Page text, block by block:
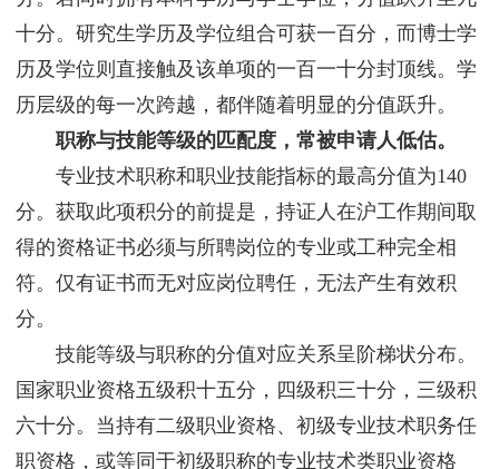
十分。研究生学历及学位组合可获一百分，而博士学
历及学位则直接触及该单项的一百一十分封顶线。学
历层级的每一次跨越，都伴随着明显的分值跃升。
职称与技能等级的匹配度，常被申请人低估。
专业技术职称和职业技能指标的最高分值为140
分。获取此项积分的前提是，持证人在沪工作期间取
得的资格证书必须与所聘岗位的专业或工种完全相
符。仅有证书而无对应岗位聘任，无法产生有效积
分。
技能等级与职称的分值对应关系呈阶梯状分布。
国家职业资格五级积十五分，四级积三十分，三级积
六十分。当持有二级职业资格、初级专业技术职务任
职资格，或等同于初级职称的专业技术类职业资格